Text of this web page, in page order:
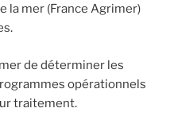
la mer (France Agrimer)
de déterminer les
opérationnels
traitement.